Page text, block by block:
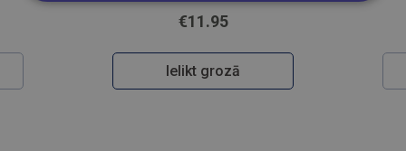
€11.95
Ielikt grozā